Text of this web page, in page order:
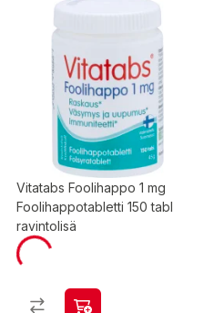
Vitatabs Foolihappo 1 mg
Foolihappotabletti 150 tabl
ravintolisä